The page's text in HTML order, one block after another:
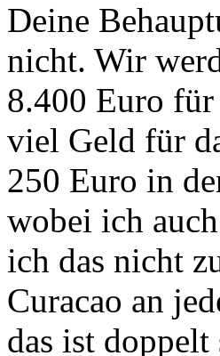
Deine
nicht. Wir
8.400 Euro
viel Geld für
250 Euro in
wobei ich
ich das nicht
Curacao an
das ist